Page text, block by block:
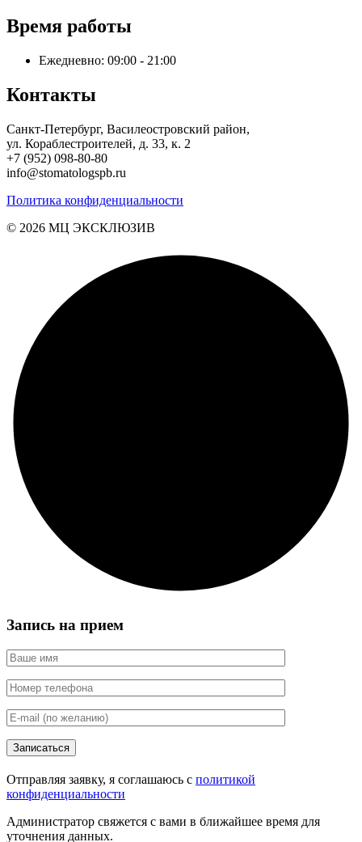
Время работы
Ежедневно: 09:00 - 21:00
Контакты
Санкт-Петербург, Василеостровский район,
ул. Кораблестроителей, д. 33, к. 2
+7 (952) 098-80-80
info@stomatologspb.ru
Политика конфиденциальности
© 2026 MЦ ЭКСКЛЮЗИВ
Запись на прием
Записаться
Отправляя заявку, я соглашаюсь с политикой
конфиденциальности
Администратор свяжется с вами в ближайшее время для
уточнения данных.